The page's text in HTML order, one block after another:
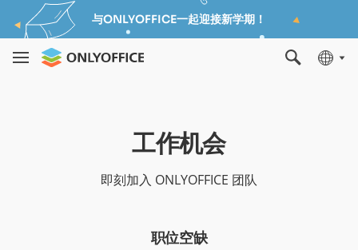
与ONLYOFFICE一起迎接新学期！
工作机会
即刻加入 ONLYOFFICE 团队
职位空缺